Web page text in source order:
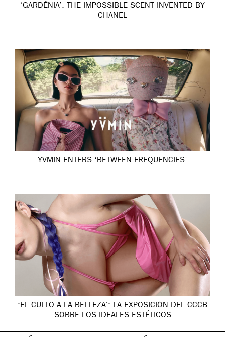
‘GARDÉNIA’: THE IMPOSSIBLE SCENT INVENTED BY
CHANEL
YVMIN ENTERS ‘BETWEEN FREQUENCIES’
‘EL CULTO A LA BELLEZA’: LA EXPOSICIÓN DEL CCCB
SOBRE LOS IDEALES ESTÉTICOS